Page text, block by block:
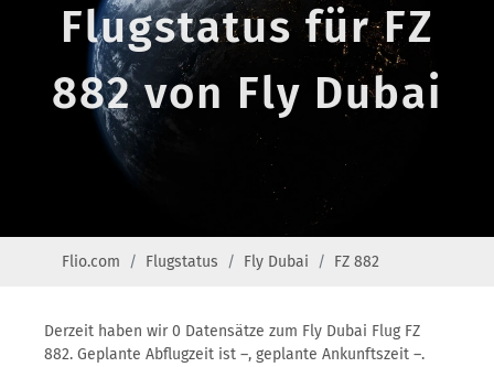
Flugstatus für FZ
882 von Fly Dubai
Flio.com Flugstatus Fly Dubai FZ 882
Derzeit haben wir 0 Datensätze zum Fly Dubai Flug FZ
882. Geplante Abflugzeit ist –, geplante Ankunftszeit –.